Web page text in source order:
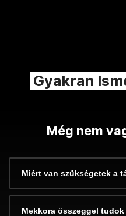
Gyakran
Még nem
Miért van szükségetek a
Mekkora összeggel